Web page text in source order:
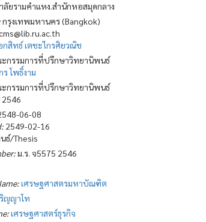
ลัยรามคำแหง.สำนักหอสมุดกลาง
กรุงเทพมหานคร (Bangkok)
กสิทธ์ เตชะไกรศิยวณิช
กรรมการที่ปรึกษาวิทยานิพนธ์
ร โพธิ์งาม
กรรมการที่ปรึกษาวิทยานิพนธ์
2546
06-08
2549-02-16
ธ์/Thesis
ม.ร. จ5575 2546
เศรษฐศาสตรมหาบัณฑิต
ญญาโท
เศรษฐศาสตร์ธุรกิจ